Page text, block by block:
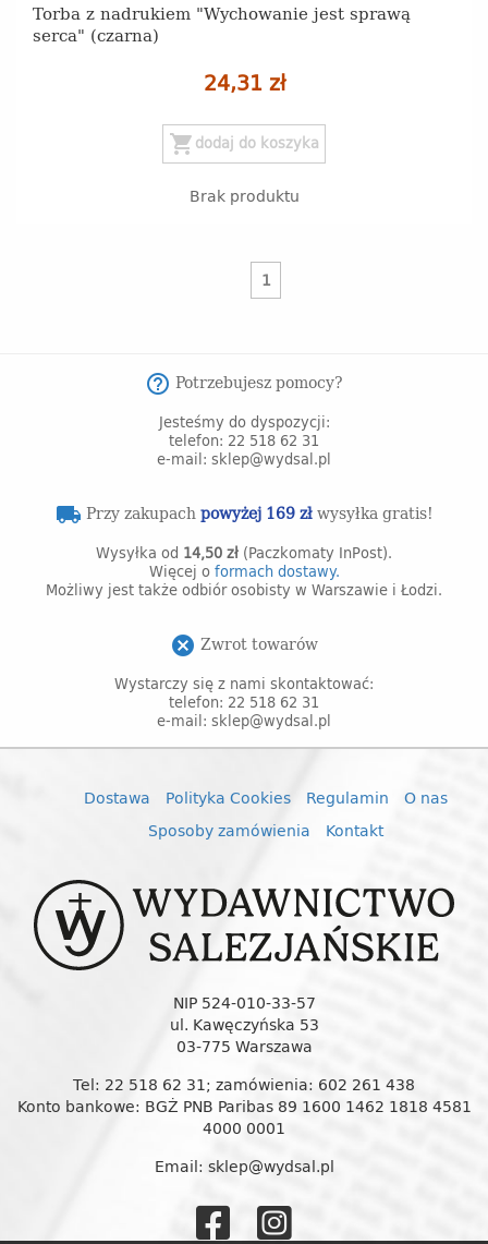
Torba z nadrukiem "Wychowanie jest sprawą
serca" (czarna)
24,31 zł
shopping_cart dodaj do koszyka
Brak produktu
1
help_outline Potrzebujesz pomocy?
Jesteśmy do dyspozycji:
telefon: 22 518 62 31
e-mail: sklep@wydsal.pl
local_shipping Przy zakupachpowyżej 169 złwysyłka gratis!
Wysyłka od 14,50 zł (Paczkomaty InPost).
Więcej o formach dostawy.
Możliwy jest także odbiór osobisty w Warszawie i Łodzi.
cancel Zwrot towarów
Wystarczy się z nami skontaktować:
telefon: 22 518 62 31
e-mail: sklep@wydsal.pl
Dostawa Polityka Cookies Regulamin
O nas
Sposoby zamówienia
Kontakt
NIP 524-010-33-57
ul. Kawęczyńska 53
03-775 Warszawa
Tel: 22 518 62 31; zamówienia: 602 261 438
Konto bankowe: BGŻ PNB Paribas 89 1600 1462 1818 4581
4000 0001
Email: sklep@wydsal.pl